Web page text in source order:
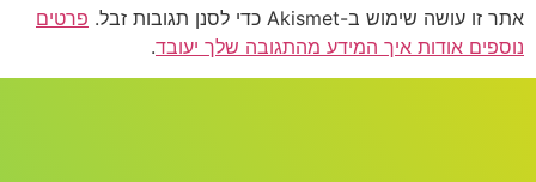
אתר זו עושה שימוש ב-Akismet כדי לסנן תגובות זבל.
פרטים
נוספים אודות איך המידע מהתגובה שלך יעובד.